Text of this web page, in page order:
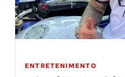
ENTRETENIMENTO